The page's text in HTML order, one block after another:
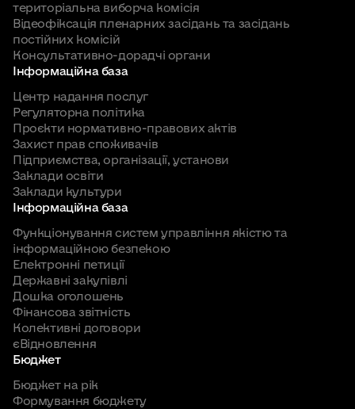
територіальна виборча комісія
Відеофіксація пленарних засідань та засідань
постійних комісій
Консультативно-дорадчі органи
Інформаційна база
Центр надання послуг
Регуляторна політика
Проєкти нормативно-правових актів
Захист прав споживачів
Підприємства, організації, установи
Заклади освіти
Заклади культури
Інформаційна база
Функціонування систем управління якістю та
інформаційною безпекою
Електронні петиції
Державні закупівлі
Дошка оголошень
Фінансова звітність
Колективні договори
єВідновлення
Бюджет
Бюджет на рік
Формування бюджету